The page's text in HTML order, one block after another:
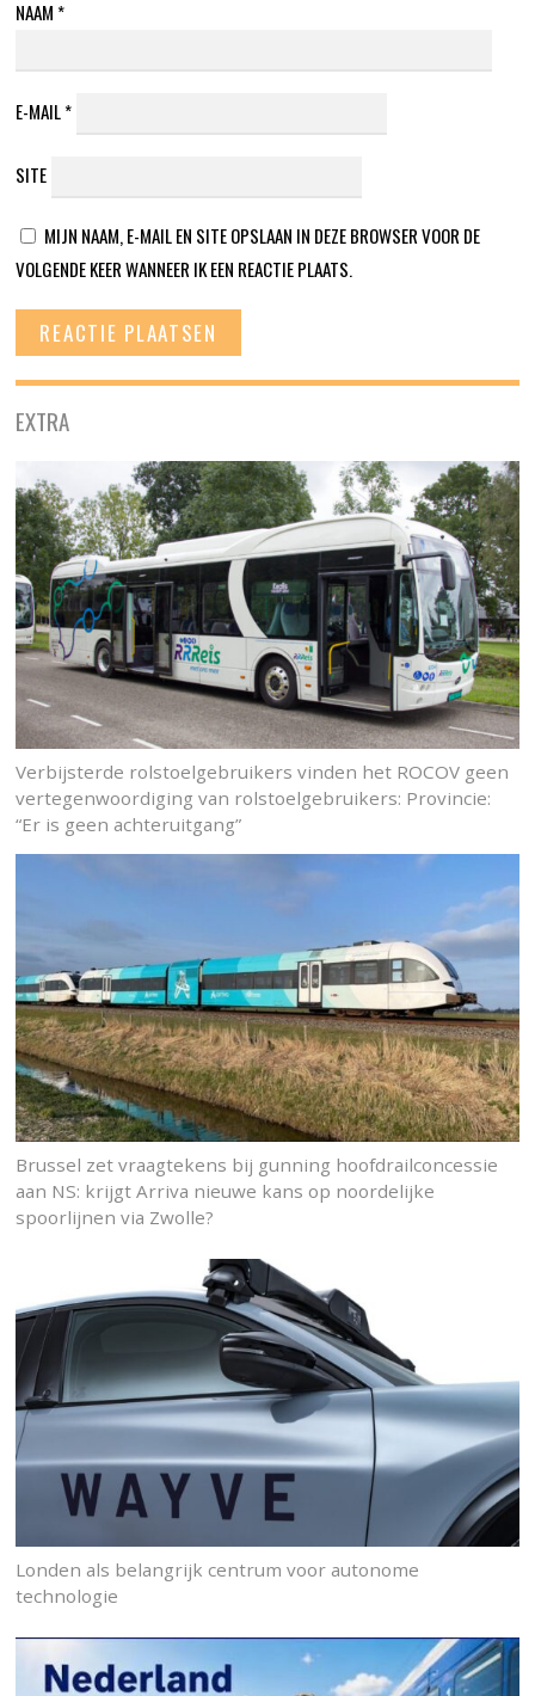
NAAM *
E-MAIL*
SITE
MIJN NAAM, E-MAIL EN SITE OPSLAAN IN DEZE BROWSER VOOR DE
VOLGENDE KEER WANNEER IK EEN REACTIE PLAATS.
EXTRA
Verbijsterde rolstoelgebruikers vinden het ROCOV geen
vertegenwoordiging van rolstoelgebruikers: Provincie:
“Er is geen achteruitgang”
Brussel zet vraagtekens bij gunning hoofdrailconcessie
aan NS: krijgt Arriva nieuwe kans op noordelijke
spoorlijnen via Zwolle?
Londen als belangrijk centrum voor autonome
technologie